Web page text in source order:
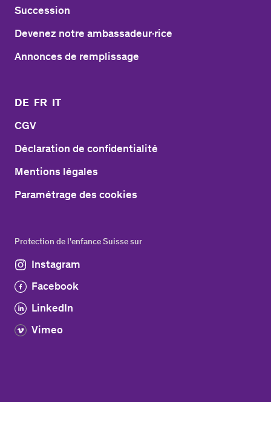
Succession
Devenez notre ambassadeur·rice
Annonces de remplissage
DE FR IT
CGV
Déclaration de confidentialité
Mentions légales
Paramétrage des cookies
Protection de l'enfance Suisse sur
Instagram
Facebook
LinkedIn
Vimeo